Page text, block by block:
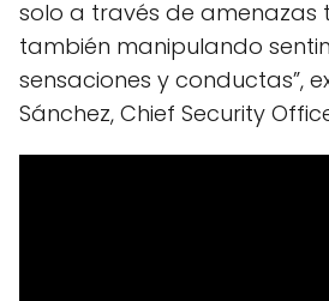
solo a través de amenazas
también manipulando
sensaciones y conductas”,
Sánchez, Chief Security